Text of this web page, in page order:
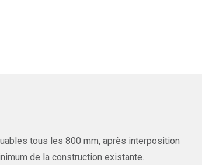
tous les 800 mm, après interposition
de la construction existante.